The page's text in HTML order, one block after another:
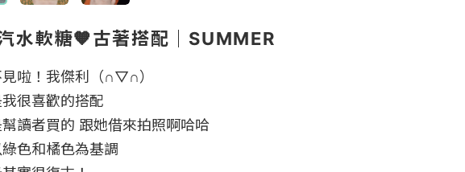
水軟糖🧡古著搭配｜SUMMER
啦！我傑利（∩▽∩）
很喜歡的搭配
讀者買的 跟她借來拍照啊哈哈
色和橘色為基調